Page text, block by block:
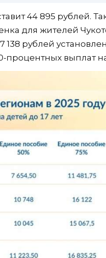
44 895 рублей.
для жителей
рублей
процентных выплат